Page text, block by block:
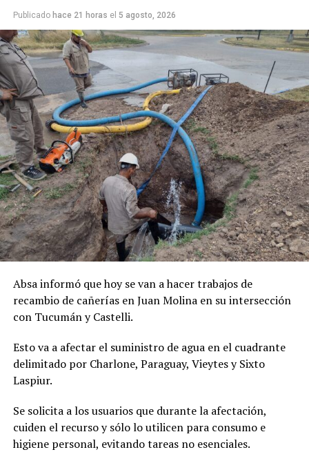
Publicado hace 21 horas el 5 agosto, 2026
Absa informó que hoy se van a hacer trabajos de
recambio de cañerías en Juan Molina en su intersección
con Tucumán y Castelli.
Esto va a afectar el suministro de agua en el cuadrante
delimitado por Charlone, Paraguay, Vieytes y Sixto
Laspiur.
Se solicita a los usuarios que durante la afectación,
cuiden el recurso y sólo lo utilicen para consumo e
higiene personal, evitando tareas no esenciales.